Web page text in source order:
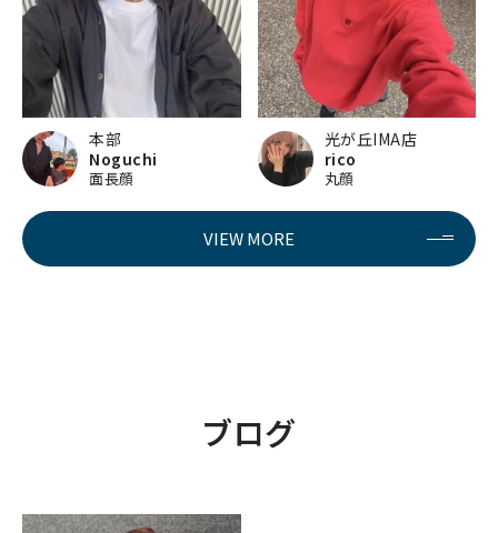
本部
Noguchi
面長顔
光が丘IMA店
rico
丸顔
VIEW MORE
ブログ